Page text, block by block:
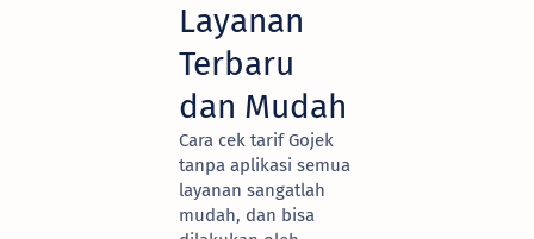
Layanan
Terbaru
dan Mudah
Cara cek tarif Gojek
tanpa aplikasi semua
layanan sangatlah
mudah, dan bisa